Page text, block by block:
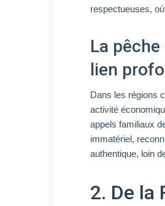
respectueuses,
La
lien
Dans les régions
activité
appels familiaux
immatériel,
authentique, loin
2. De la